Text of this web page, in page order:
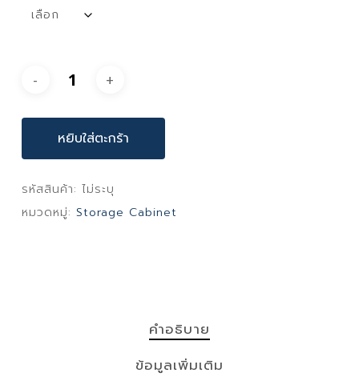
หยิบใส่ตะกร้า
รหัสสินค้า: ไม่ระบุ
หมวดหมู่: Storage Cabinet
คำอธิบาย
ข้อมูลเพิ่มเติม